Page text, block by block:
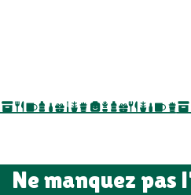
Ne manquez